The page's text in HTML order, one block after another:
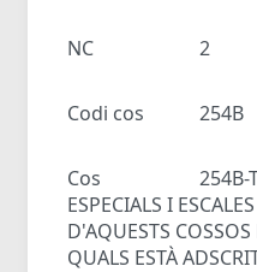
NC 2
Codi cos 254B
Cos
254B-
ESPECIALS I
D'AQUESTS
QUALS ESTÀ